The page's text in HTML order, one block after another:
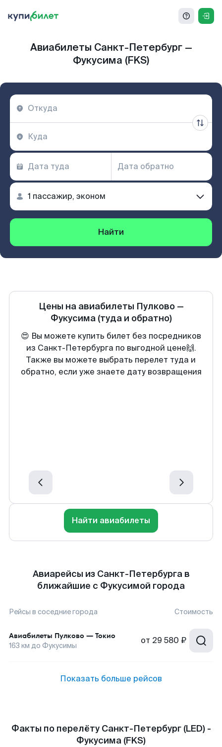
Авиабилеты Санкт-Петербург —
Фукусима (FKS)
Найти
Цены на авиабилеты Пулково—
Фукусима (туда и обратно)
😍 Вы можете купить билет без посредников
из Санкт-Петербурга по выгодной цене🙌.
Также вы можете выбрать перелет туда и
обратно, если уже знаете дату возвращения
Найти авиабилеты
Авиарейсы из Санкт-Петербурга в
ближайшие с Фукусимой города
Рейсы в соседние города Стоимость
Авиабилеты Пулково — Токио
163 км до Фукусимы от 29 580 ₽
Показать больше рейсов
Факты по перелёту Санкт-Петербург (LED) -
Фукусима (FKS)